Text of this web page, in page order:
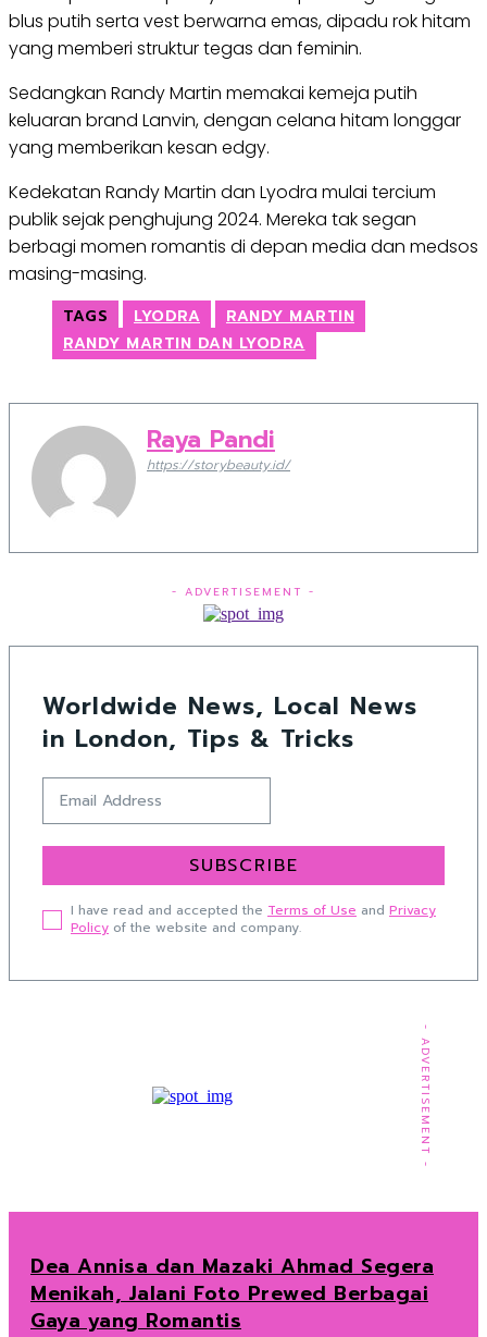
blus putih serta vest berwarna emas, dipadu rok hitam
yang memberi struktur tegas dan feminin.
Sedangkan Randy Martin memakai kemeja putih
keluaran brand Lanvin, dengan celana hitam longgar
yang memberikan kesan edgy.
Kedekatan Randy Martin dan Lyodra mulai tercium
publik sejak penghujung 2024. Mereka tak segan
berbagi momen romantis di depan media dan medsos
masing-masing.
TAGS LYODRA
RANDY MARTIN
RANDY MARTIN DAN LYODRA
Raya Pandi
https://storybeauty.id/
- ADVERTISEMENT -
Worldwide News, Local News
in London, Tips & Tricks
SUBSCRIBE
I have read and accepted the Terms of Use and Privacy
Policy of the website and company.
- ADVERTISEMENT -
Dea Annisa dan Mazaki Ahmad Segera
Menikah, Jalani Foto Prewed Berbagai
Gaya yang Romantis